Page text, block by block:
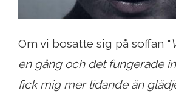
Om vi ​​bosatte sig på soffan "
en gång och det fungerade
fick mig mer lidande än